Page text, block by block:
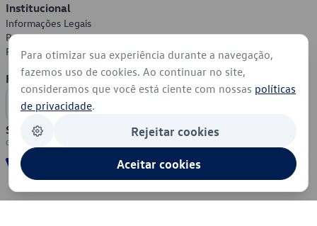
Institucional
Informações Legais
Política de Privacidade
Política de Cookies
Formas de Pagamento
Segurança
Para otimizar sua experiência durante a navegação,
fazemos uso de cookies. Ao continuar no site,
consideramos que você está ciente com nossas políticas
de privacidade.
Rejeitar cookies
Aceitar cookies